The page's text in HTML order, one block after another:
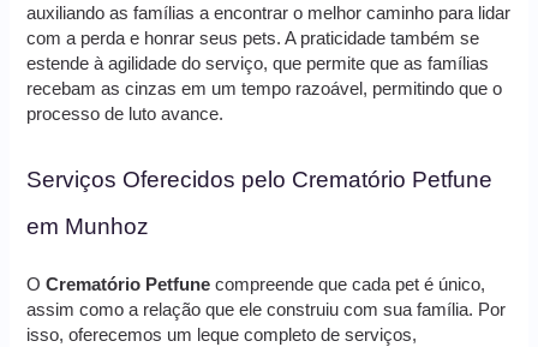
auxiliando as famílias a encontrar o melhor caminho para lidar
com a perda e honrar seus pets. A praticidade também se
estende à agilidade do serviço, que permite que as famílias
recebam as cinzas em um tempo razoável, permitindo que o
processo de luto avance.
Serviços Oferecidos pelo Crematório Petfune
em Munhoz
OCrematório Petfune compreende que cada pet é único,
assim como a relação que ele construiu com sua família. Por
isso, oferecemos um leque completo de serviços,